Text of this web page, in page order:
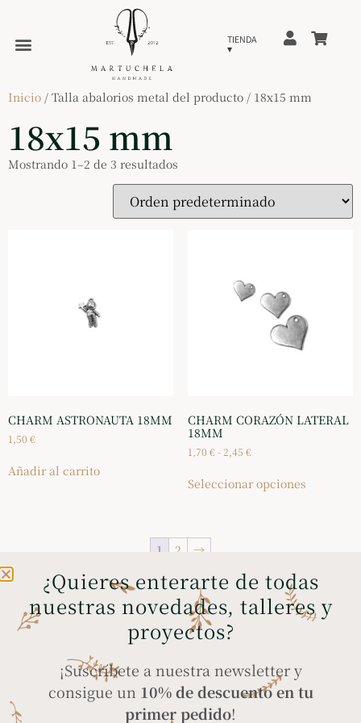
Inicio / Talla abalorios metal del producto / 18x15 mm
18x15 mm
Mostrando 1–2 de 3 resultados
CHARM ASTRONAUTA 18MM
1,50 €
Añadir al carrito
CHARM CORAZÓN LATERAL
18MM
1,70 € - 2,45 €
Seleccionar opciones
1 2 →
ENVÍOS GRATIS A
PENÍNSULA Y BALEARES
en compras superiores
COMPRA SEGURA
a través de tarjeta
PayPal
¿Quieres enterarte de todas
nuestras novedades, talleres y
proyectos?
¡Suscríbete a nuestra newsletter y
consigue un 10% de descuento en tu
primer pedido!